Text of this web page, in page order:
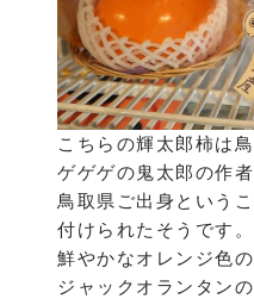
こちらの輝太郎柿は
ゲゲゲの鬼太郎の作
鳥取県ご出身という
付けられたそうです。
鮮やかなオレンジ色
ジャックオランタン